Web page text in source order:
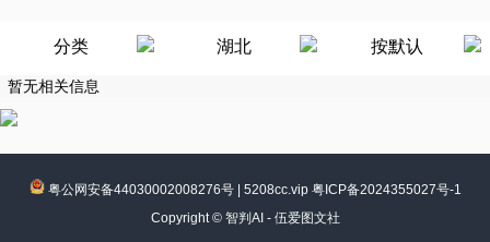
分类 湖北 按默认
暂无相关信息
粤公网安备44030002008276号| 5208cc.vip 粤ICP备2024355027号-1
Copyright © 智判AI - 伍爱图文社